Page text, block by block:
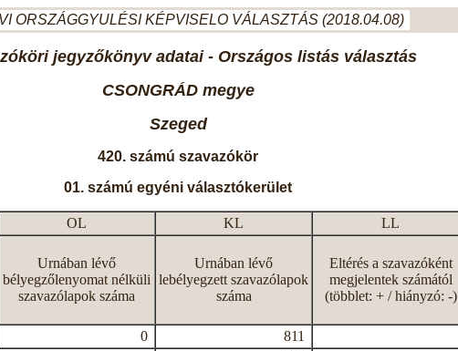
ORSZÁGGYULÉSI KÉPVISELO VÁLASZTÁS (2018.04.08)
jegyzőkönyv adatai - Országos listás választás
CSONGRÁD megye
Szeged
420. számú szavazókör
01. számú egyéni választókerület
OL KL LL
Urnában lévő
bélyegzőlenyomat nélküli
szavazólapok száma
Urnában lévő
lebélyegzett szavazólapok
száma
Eltérés a szavazóként
megjelentek számától
(többlet: + / hiányzó: -)
0 811